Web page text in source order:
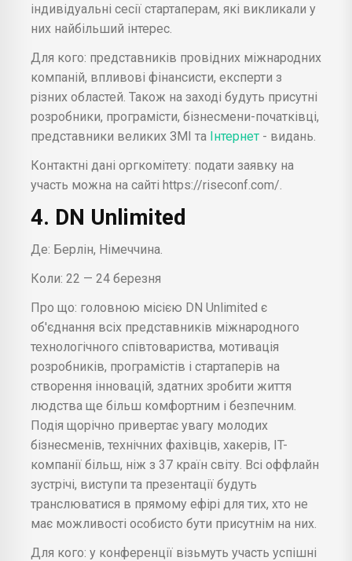
індивідуальні сесії стартаперам, які викликали у
них найбільший інтерес.
Для кого: представників провідних міжнародних
компаній, впливові фінансисти, експерти з
різних областей. Також на заході будуть присутні
розробники, програмісти, бізнесмени-початківці,
представники великих ЗМІ та Інтернет - видань.
Контактні дані оргкомітету: подати заявку на
участь можна на сайті https://riseconf.com/.
4. DN Unlimited
Де: Берлін, Німеччина.
Коли: 22 — 24 березня
Про що: головною місією DN Unlimited є
об'єднання всіх представників міжнародного
технологічного співтовариства, мотивація
розробників, програмістів і стартаперів на
створення інновацій, здатних зробити життя
людства ще більш комфортним і безпечним.
Подія щорічно привертає увагу молодих
бізнесменів, технічних фахівців, хакерів, IT-
компанії більш, ніж з 37 країн світу. Всі оффлайн
зустрічі, виступи та презентації будуть
транслюватися в прямому ефірі для тих, хто не
має можливості особисто бути присутнім на них.
Для кого: у конференції візьмуть участь успішні